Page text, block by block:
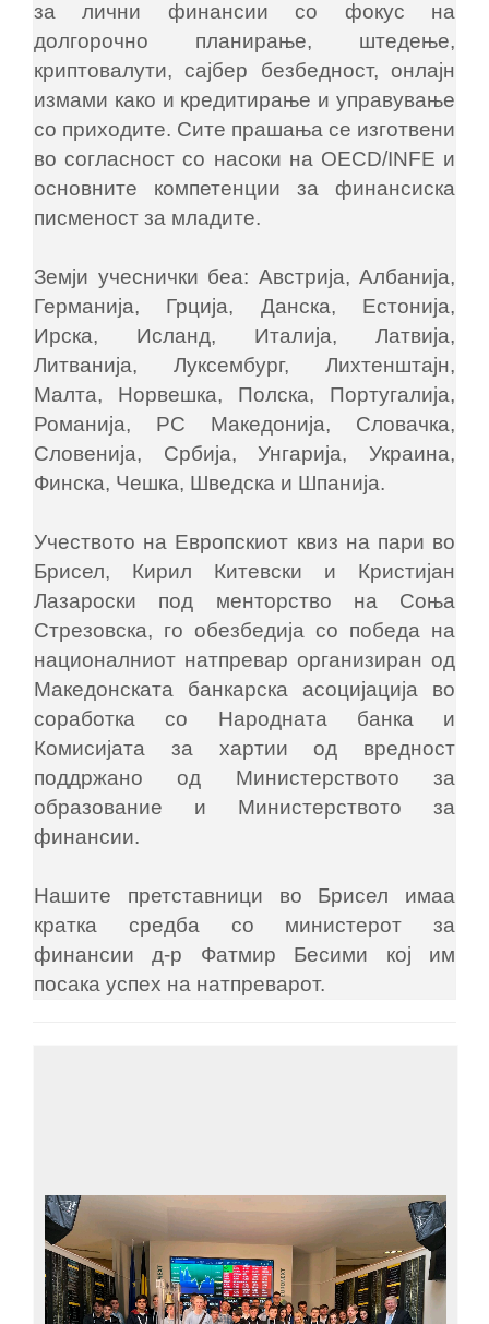
за лични финансии со фокус на
долгорочно планирање, штедење,
криптовалути, сајбер безбедност, онлајн
измами како и кредитирање и управување
со приходите. Сите прашања се изготвени
во согласност со насоки на OECD/INFE и
основните компетенции за финансиска
писменост за младите.
Земји учеснички беа: Австрија, Албанија,
Германија, Грција, Данска, Естонија,
Ирска, Исланд, Италија, Латвија,
Литванија, Луксембург, Лихтенштајн,
Малта, Норвешка, Полска, Португалија,
Романија, РС Македонија, Словачка,
Словенија, Србија, Унгарија, Украина,
Финска, Чешка, Шведска и Шпанија.
Учеството на Европскиот квиз на пари во
Брисел, Кирил Китевски и Кристијан
Лазароски под менторство на Соња
Стрезовска, го обезбедија со победа на
националниот натпревар организиран од
Македонската банкарска асоцијација во
соработка со Народната банка и
Комисијата за хартии од вредност
поддржано од Министерството за
образование и Министерството за
финансии.
Нашите претставници во Брисел имаа
кратка средба со министерот за
финансии д-р Фатмир Бесими кој им
посака успех на натпреварот.